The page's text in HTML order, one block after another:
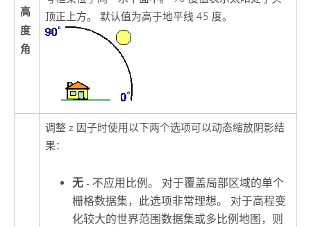
高
度
角
顶正上方。 默认值为高于地平线 45 度。
调整 z 因子时使用以下两个选项可以动态缩放阴影结
果：
无 - 不应用比例。 对于覆盖局部区域的单个
栅格数据集，此选项非常理想。 对于高程变
化较大的世界范围数据集或多比例地图，则